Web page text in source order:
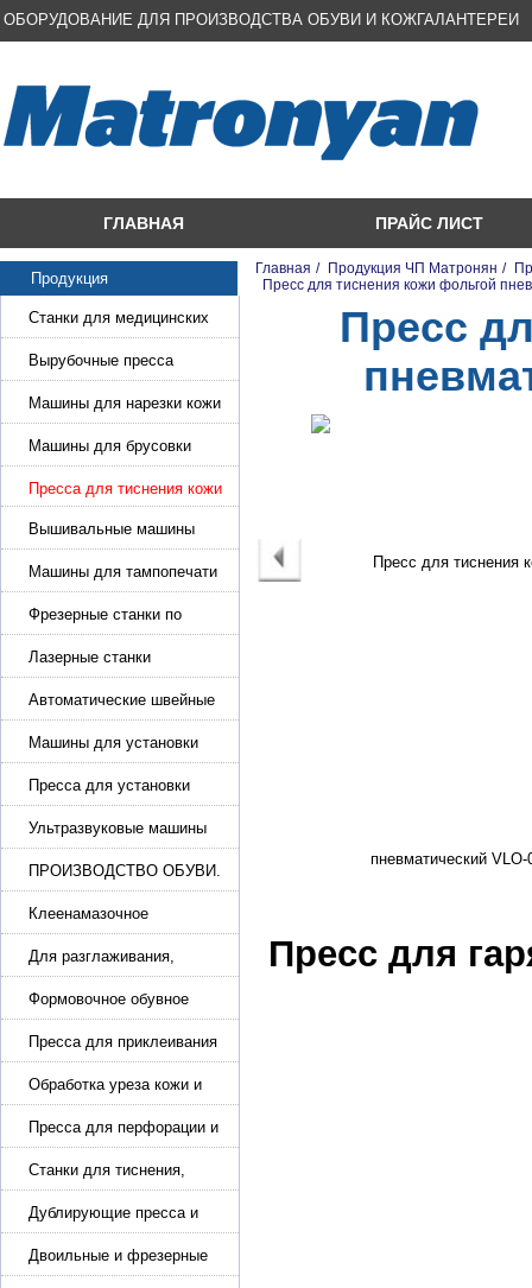
ОБОРУДОВАНИЕ ДЛЯ ПРОИЗВОДСТВА ОБУВИ И КОЖГАЛАНТЕРЕИ
ГЛАВНАЯ ПРАЙС ЛИСТ
Продукция
Станки для медицинских
масок
Вырубочные пресса
Машины для нарезки кожи
и стропы
Машины для брусовки
кожи,меха,поролона
Пресса для тиснения кожи
Вышивальные машины
Машины для тампопечати
Фрезерные станки по
металлу
Лазерные станки
Автоматические швейные
машины с программным
управлением
Машины для установки
жемчуга, бусин, заклепок и
фурнитура
Пресса для установки
фурнитуры: блочка,
люверсы, петля
Ультразвуковые машины
для сварки
ПРОИЗВОДСТВО ОБУВИ.
Машины для изготовления
обуви
Клеенамазочное
оборудование и активаторы
клея
Для разглаживания,
разбивания и герметизации
шва
Формовочное обувное
оборудование
Пресса для приклеивания
подошвы и прибивки
каблука
Обработка уреза кожи и
покрасочные камеры
Пресса для перфорации и
тиснения
Станки для тиснения,
нанесения логотипа и
нумераторы
Дублирующие пресса и
утюги для разглаживания
кожи
Двоильные и фрезерные
машины для слоения и
Главная / Продукция ЧП Матронян /
Пресс для тиснения кожи фольгой
Пресс
Пресс для